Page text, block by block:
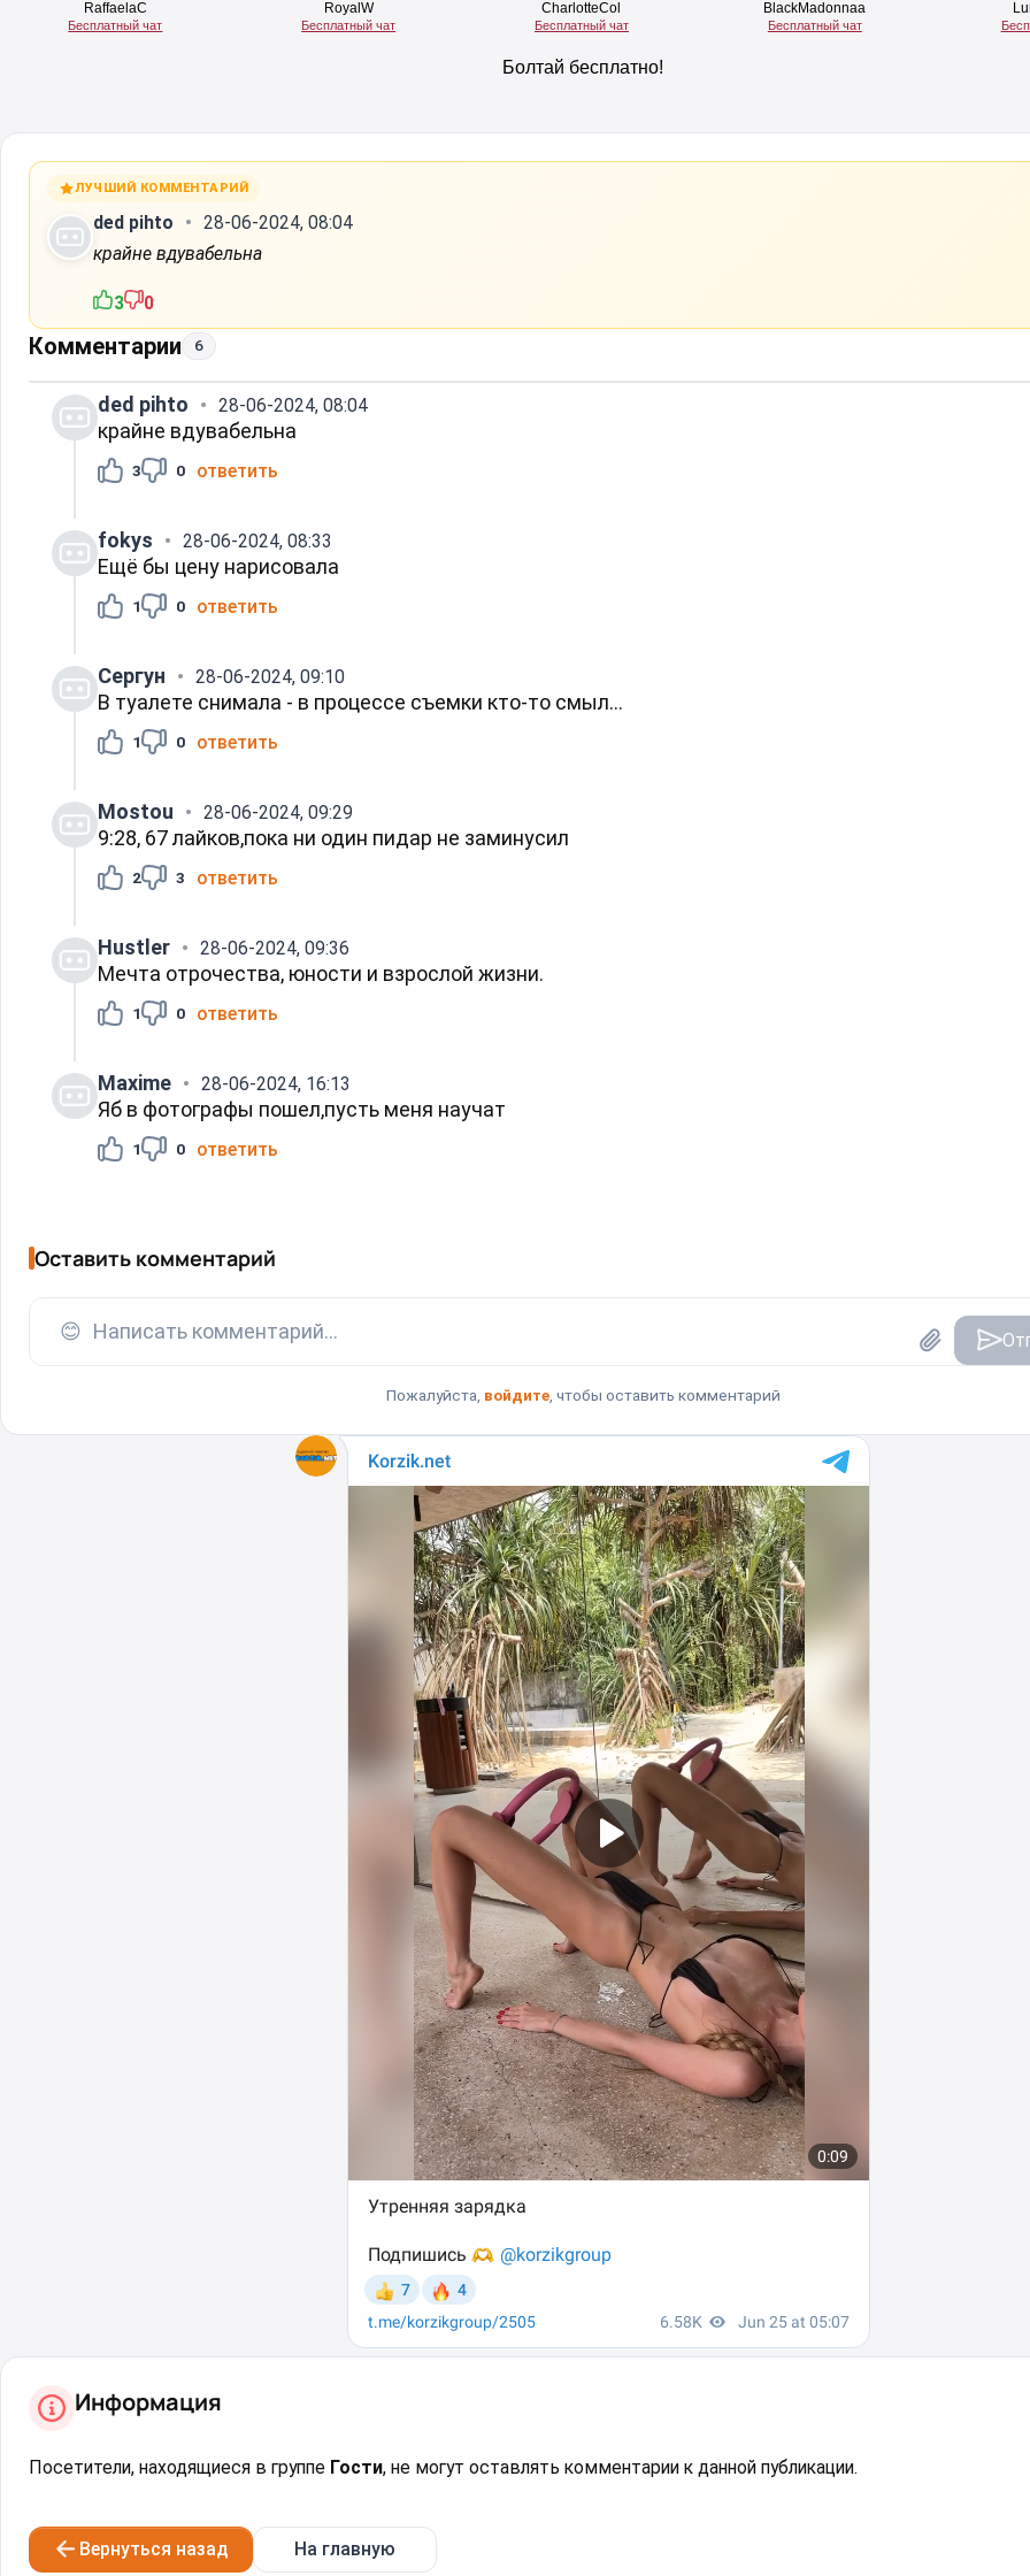
ЛУЧШИЙ КОММЕНТАРИЙ
ded pihto
28-06-2024, 08:04
крайне вдувабельна
3 0
Комментарии 6
ded pihto 28-06-2024, 08:04
крайне вдувабельна
3 0 ответить
fokys 28-06-2024, 08:33
Ещё бы цену нарисовала
1 0 ответить
Сергун 28-06-2024, 09:10
В туалете снимала - в процессе съемки кто-то смыл…
1 0 ответить
Mostou 28-06-2024, 09:29
9:28, 67 лайков,пока ни один пидар не заминусил
2 3 ответить
Hustler 28-06-2024, 09:36
Мечта отрочества, юности и взрослой жизни.
1 0 ответить
Maxime 28-06-2024, 16:13
Яб в фотографы пошел,пусть меня научат
1 0 ответить
Оставить комментарий
😊 Написать комментарий...
Пожалуйста, войдите, чтобы оставить комментарий
Информация
Посетители, находящиеся в группе Гости, не могут оставлять комментарии к данной публикации.
Вернуться назад На главную